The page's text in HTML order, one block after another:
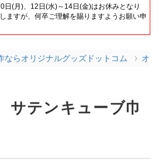
日(月)、12日(水)～14日(金)はお休みとなり
ますが、何卒ご理解を賜りますようお願い申
ならオリジナルグッズドットコム オリ
テンキューブ巾